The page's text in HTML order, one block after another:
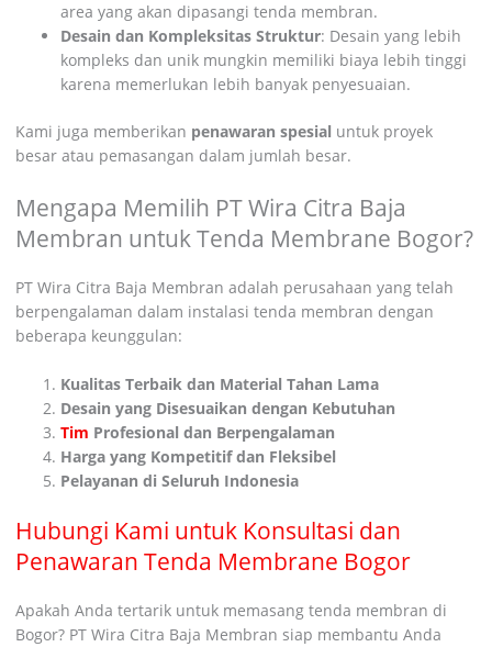
area yang akan dipasangi tenda membran.
Desain dan Kompleksitas Struktur: Desain yang lebih
kompleks dan unik mungkin memiliki biaya lebih tinggi
karena memerlukan lebih banyak penyesuaian.
Kami juga memberikan penawaran spesial untuk proyek
besar atau pemasangan dalam jumlah besar.
Mengapa Memilih PT Wira Citra Baja
Membran untuk Tenda Membrane Bogor?
PT Wira Citra Baja Membran adalah perusahaan yang telah
berpengalaman dalam instalasi tenda membran dengan
beberapa keunggulan:
Kualitas Terbaik dan Material Tahan Lama
Desain yang Disesuaikan dengan Kebutuhan
Tim Profesional dan Berpengalaman
Harga yang Kompetitif dan Fleksibel
Pelayanan di Seluruh Indonesia
Hubungi Kami untuk Konsultasi dan
Penawaran Tenda Membrane Bogor
Apakah Anda tertarik untuk memasang tenda membran di
Bogor? PT Wira Citra Baja Membran siap membantu Anda